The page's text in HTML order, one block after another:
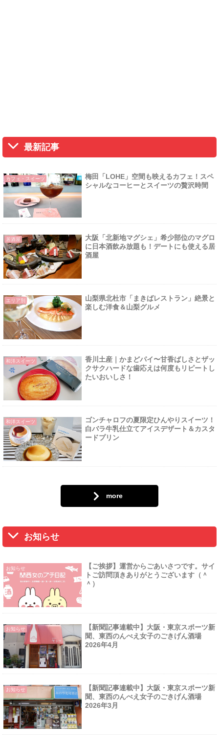
最新記事
カフェ・スイーツ
梅田「LOHE」空間も映えるカフェ！スペ
シャルなコーヒーとスイーツの贅沢時間
居酒屋
大阪「北新地マグシェ」希少部位のマグロ
に日本酒飲み放題も！デートにも使える居
酒屋
エリア別
山梨県北杜市「まきばレストラン」絶景と
楽しむ洋食＆山梨グルメ
和洋スイーツ
香川土産｜かまどパイ〜甘香ばしさとザッ
クサクハードな歯応えは何度もリピートし
たいおいしさ！
和洋スイーツ
ゴンチャロフの夏限定ひんやりスイーツ！
白バラ牛乳仕立てアイスデザート＆カスタ
ードプリン
more
お知らせ
お知らせ
【ご挨拶】運営からごあいさつです。サイ
トご訪問頂きありがとうございます（＾
＾）
お知らせ
【新聞記事連載中】大阪・東京スポーツ新
聞、東西のんべえ女子のごきげん酒場
2026年4月
お知らせ
【新聞記事連載中】大阪・東京スポーツ新
聞、東西のんべえ女子のごきげん酒場
2026年3月